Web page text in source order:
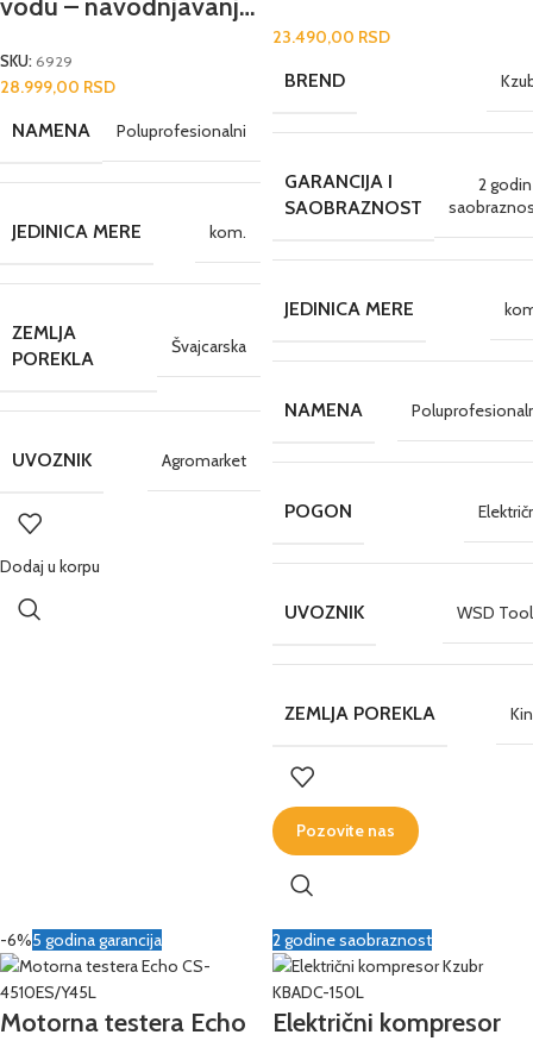
Automatik
SKU: 6929
28.999,00 RSD
NAMENA Poluprofesionalni
JEDINICA MERE kom.
ZEMLJA
POREKLA
Švajcarska
UVOZNIK Agromarket
Dodaj u korpu
23.490,00 RSD
BREND
GARANCIJA I
SAOBRAZNOST
2
JEDINICA MERE
NAMENA
POGON
UVOZNIK WSD
ZEMLJA POREKLA
Pozovite nas
-6%5 godina garancija
Motorna testera Echo
2 godine saobraznost
Električni kompresor